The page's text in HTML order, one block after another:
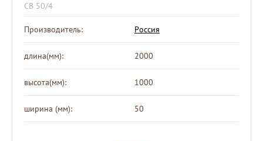
СВ 50/4
Производитель: Россия
длина(мм): 2000
высота(мм): 1000
ширина (мм): 50